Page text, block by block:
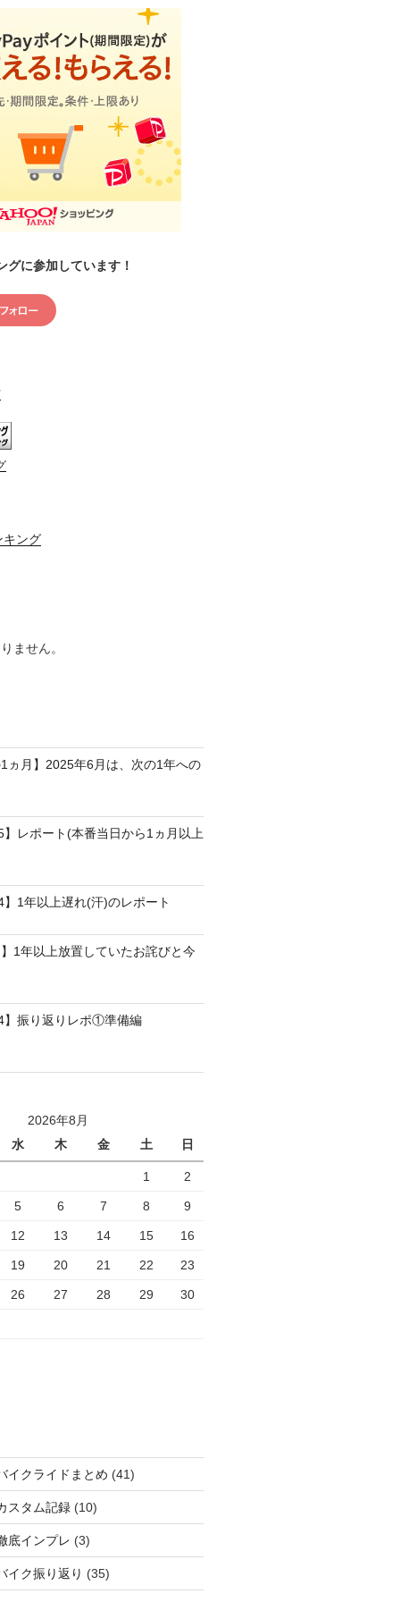
グに参加しています！
キング
ません。
ヵ月】2025年6月は、次の1年への
レポート(本番当日から1ヵ月以上
1年以上遅れ(汗)のレポート
1年以上放置していたお詫びと今
】振り返りレポ①準備編
2026年8月
水
木 金 土 日
1 2
5 6 7 8 9
12 13 14 15 16
19 20 21 22 23
26 27 28 29 30
イクライドまとめ (41)
スタム記録(10)
底インプレ (3)
イク振り返り (35)